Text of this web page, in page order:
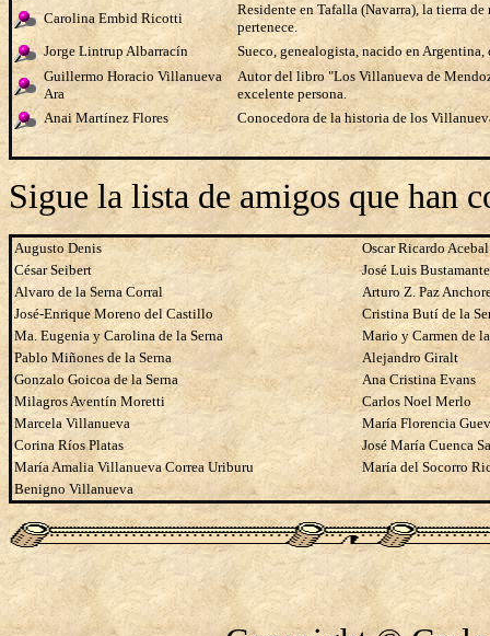
Carolina Embid Ricotti
Residente en Tafalla (Navarra), la tierra
pertenece.
Jorge Lintrup Albarracín
Sueco, genealogista, nacido en
Guillermo Horacio Villanueva
Ara
Autor del libro "Los Villanueva de
excelente persona.
Anai Martínez Flores
Conocedora de la historia de los
Sigue la lista de amigos que han
Augusto Denis
Oscar Ricardo Acebal
César Seibert
José Luis Bustamante
Alvaro de la Serna Corral
Arturo Z. Paz
José-Enrique Moreno del Castillo
Cristina Butí de la
Ma. Eugenia y Carolina de la Serna
Mario y Carmen de
Pablo Miñones de la Serna
Alejandro Giralt
Gonzalo Goicoa de la Serna
Ana Cristina Evans
Milagros Aventín Moretti
Carlos Noel Merlo
Marcela Villanueva
María Florencia
Corina Ríos Platas
José María Cuenca
María Amalia Villanueva Correa Uriburu
María del Socorro
Benigno Villanueva